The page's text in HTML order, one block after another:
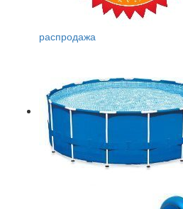
распродажа